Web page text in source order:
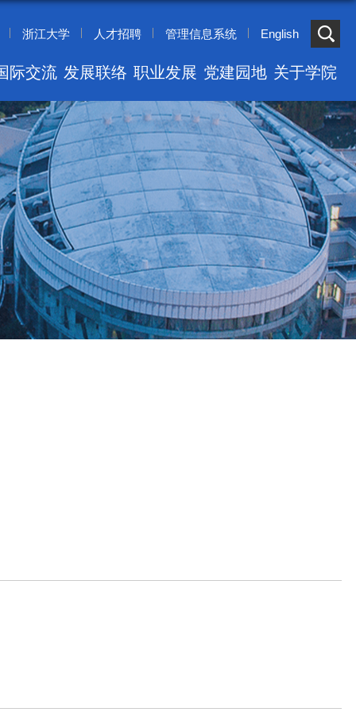
浙江大学 人才招聘 管理信息系统 English
际交流 发展联络 职业发展 党建园地 关于学院